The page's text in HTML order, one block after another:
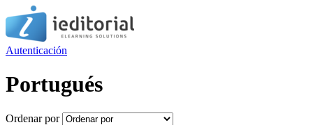
Autenticación
Portugués
Ordenar por